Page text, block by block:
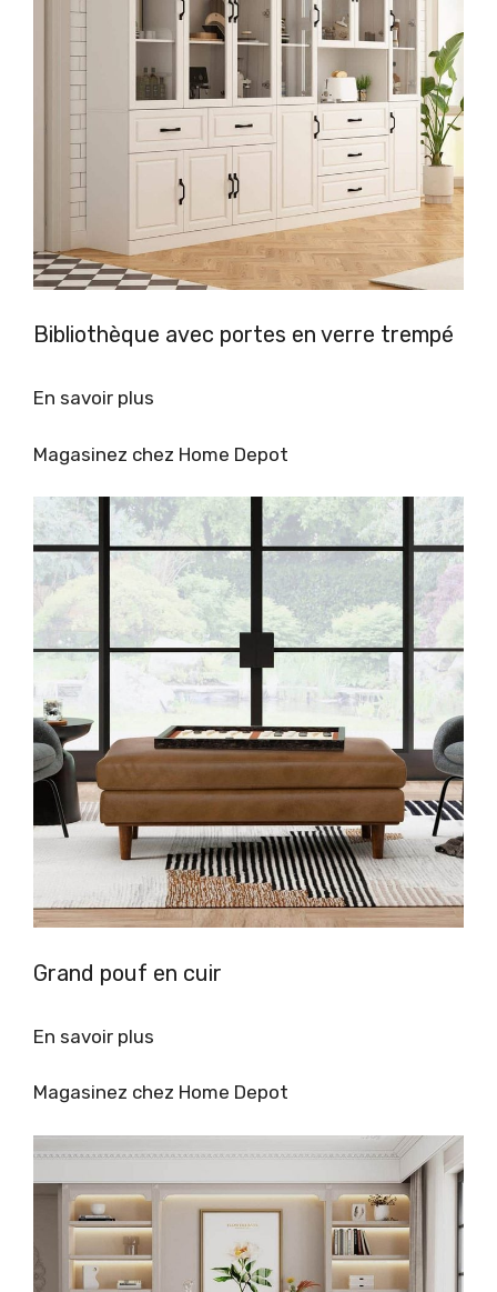
Bibliothèque avec portes en verre trempé
En savoir plus
Magasinez chez Home Depot
Grand pouf en cuir
En savoir plus
Magasinez chez Home Depot